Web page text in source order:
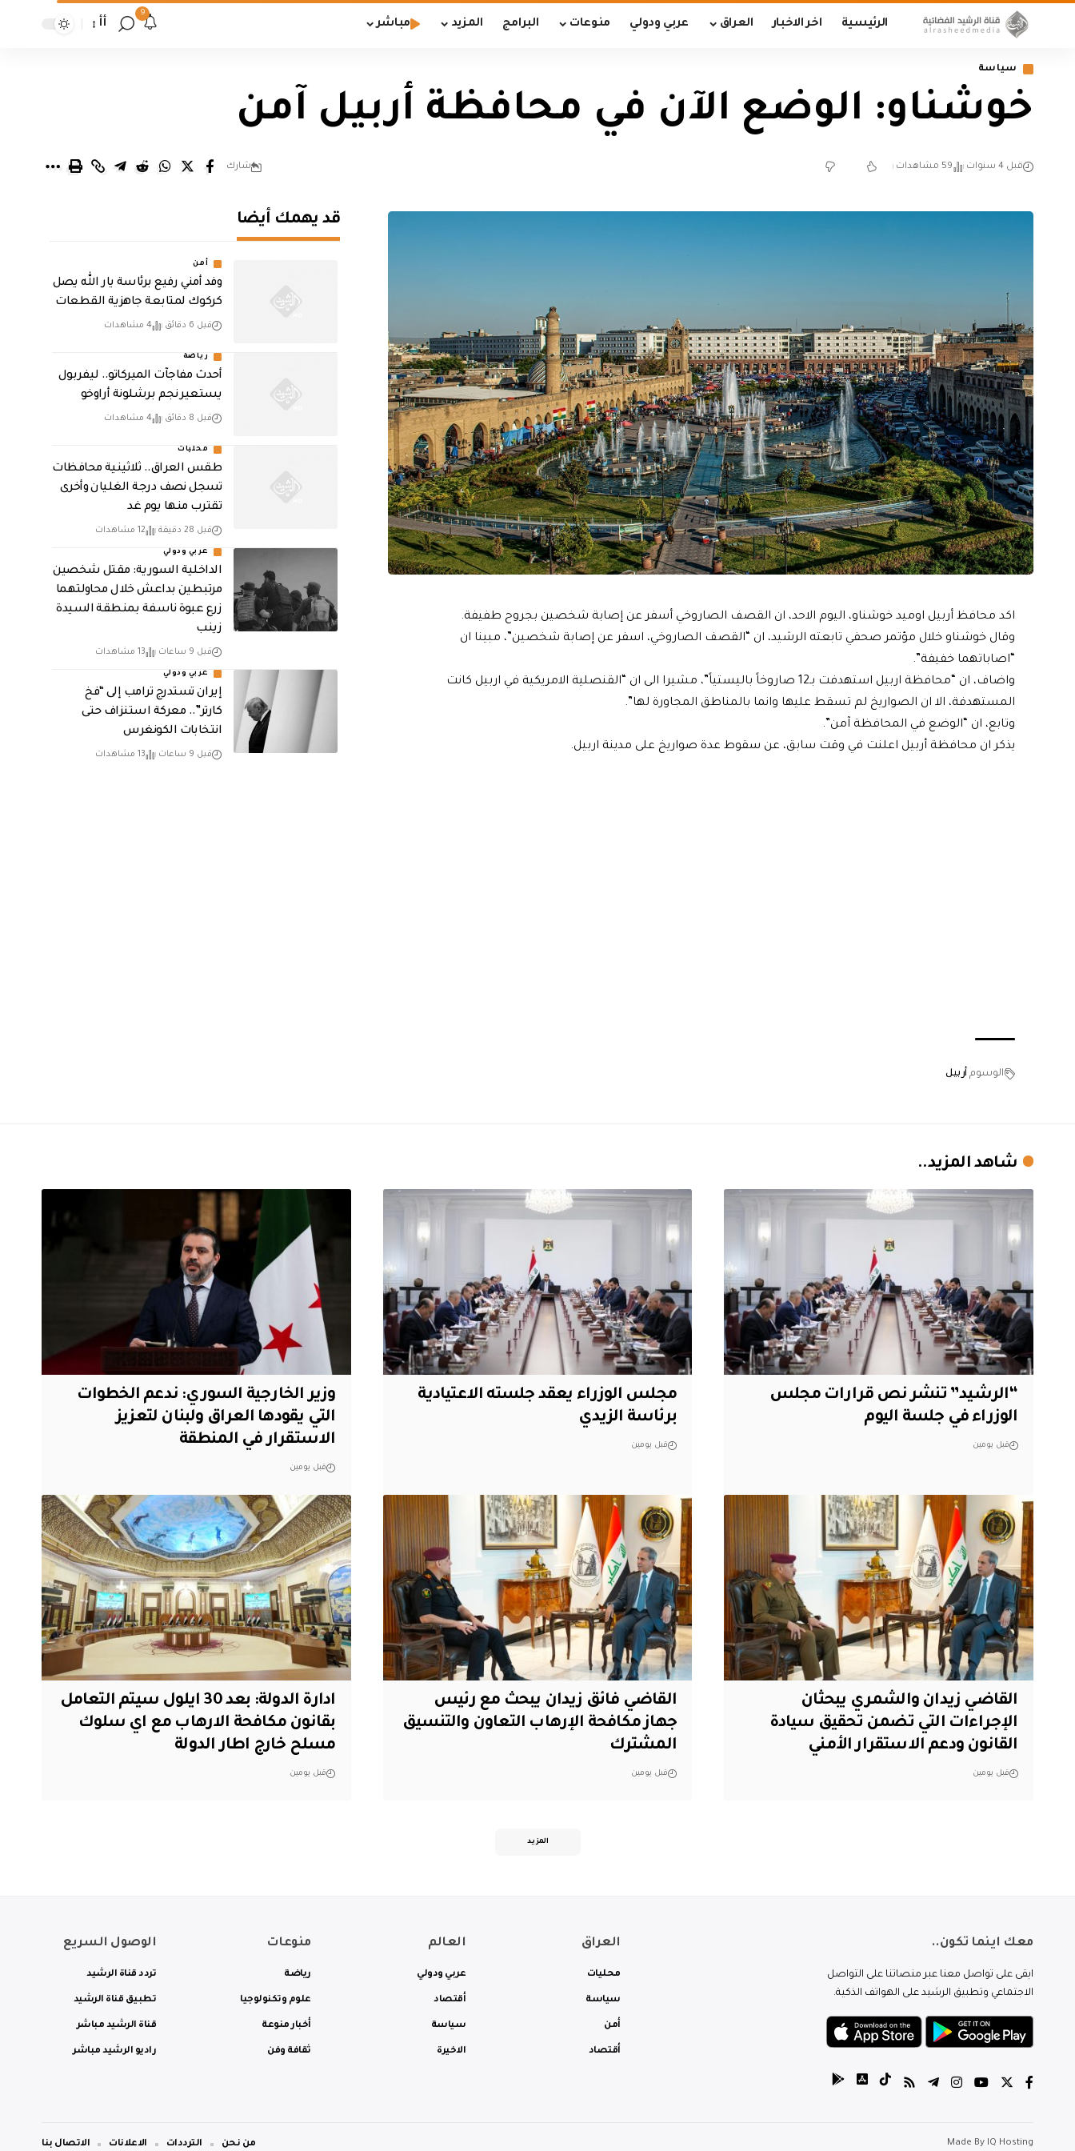
الرئيسية اخر الاخبار العراق عربي ودولي منوعات البرامج المزيد مباشر
9
أأ
سياسة
خوشناو: الوضع الآن في محافظة أربيل آمن
قبل 4 سنوات 59 مشاهدات شارك
اكد محافظ أربيل اوميد خوشناو، اليوم الاحد، ان القصف الصاروخي أسفر عن إصابة شخصين بجروح طفيفة.
وقال خوشناو خلال مؤتمر صحفي تابعته الرشيد، ان “القصف الصاروخي، اسفر عن إصابة شخصين”، مبينا ان
“اصاباتهما خفيفة”.
واضاف، ان “محافظة اربيل استهدفت بـ12 صاروخاً باليستياً”، مشيرا الى ان “القنصلية الامريكية في اربيل كانت
المستهدفة، الا ان الصواريخ لم تسقط عليها وانما بالمناطق المجاورة لها”.
وتابع، ان “الوضع في المحافظة آمن”.
يذكر ان محافظة أربيل اعلنت في وقت سابق، عن سقوط عدة صواريخ على مدينة اربيل.
الوسوم أربيل
قد يهمك أيضا
أمن
وفد أمني رفيع برئاسة يار الله يصل
كركوك لمتابعة جاهزية القطعات
قبل 6 دقائق 4 مشاهدات
رياضة
أحدث مفاجآت الميركاتو.. ليفربول
يستعير نجم برشلونة أراوخو
قبل 8 دقائق 4 مشاهدات
محليات
طقس العراق.. ثلاثينية محافظات
تسجل نصف درجة الغليان وأخرى
تقترب منها يوم غد
قبل 28 دقيقة 12 مشاهدات
عربي ودولي
الداخلية السورية: مقتل شخصين
مرتبطين بداعش خلال محاولتهما
زرع عبوة ناسفة بمنطقة السيدة
زينب
قبل 9 ساعات 13 مشاهدات
عربي ودولي
إيران تستدرج ترامب إلى “فخ
كارتر”.. معركة استنزاف حتى
انتخابات الكونغرس
قبل 9 ساعات 13 مشاهدات
شاهد المزيد..
“الرشيد” تنشر نص قرارات مجلس
الوزراء في جلسة اليوم
قبل يومين
مجلس الوزراء يعقد جلسته الاعتيادية
برئاسة الزيدي
قبل يومين
وزير الخارجية السوري: ندعم الخطوات
التي يقودها العراق ولبنان لتعزيز
الاستقرار في المنطقة
قبل يومين
القاضي زيدان والشمري يبحثان
الإجراءات التي تضمن تحقيق سيادة
القانون ودعم الاستقرار الأمني
قبل يومين
القاضي فائق زيدان يبحث مع رئيس
جهاز مكافحة الإرهاب التعاون والتنسيق
المشترك
قبل يومين
ادارة الدولة: بعد 30 ايلول سيتم التعامل
بقانون مكافحة الارهاب مع اي سلوك
مسلح خارج اطار الدولة
قبل يومين
المزيد
معك اينما تكون..
ابقى على تواصل معنا عبر منصاتنا على التواصل
الاجتماعي وتطبيق الرشيد على الهواتف الذكية.
العراق
محليات
سياسة
أمن
أقتصاد
العالم
عربي ودولي
أقتصاد
سياسة
الاخيرة
منوعات
رياضة
علوم وتكنولوجيا
أخبار منوعة
ثقافة وفن
الوصول السريع
تردد قناة الرشيد
تطبيق قناة الرشيد
قناة الرشيد مباشر
راديو الرشيد مباشر
Made By IQ Hosting من نحن الترددات الاعلانات الاتصال بنا